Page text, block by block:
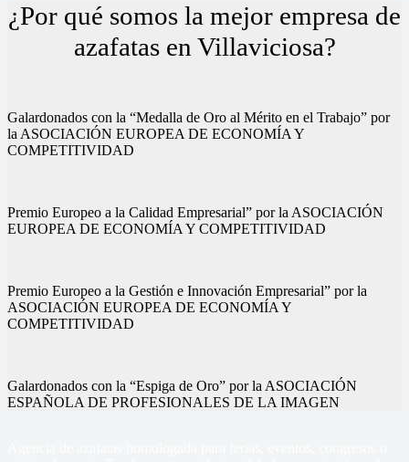
¿Por qué somos la mejor empresa de
azafatas en Villaviciosa?
Galardonados con la “Medalla de Oro al Mérito en el Trabajo” por
la ASOCIACIÓN EUROPEA DE ECONOMÍA Y
COMPETITIVIDAD
Premio Europeo a la Calidad Empresarial” por la ASOCIACIÓN
EUROPEA DE ECONOMÍA Y COMPETITIVIDAD
Premio Europeo a la Gestión e Innovación Empresarial” por la
ASOCIACIÓN EUROPEA DE ECONOMÍA Y
COMPETITIVIDAD
Galardonados con la “Espiga de Oro” por la ASOCIACIÓN
ESPAÑOLA DE PROFESIONALES DE LA IMAGEN